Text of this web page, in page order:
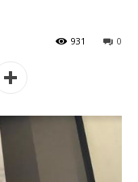
0
931